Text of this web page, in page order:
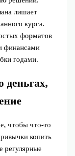
лишает
курса.
форматов
финансами
годами.
деньгах,
чтобы что‑то
копить
регулярные